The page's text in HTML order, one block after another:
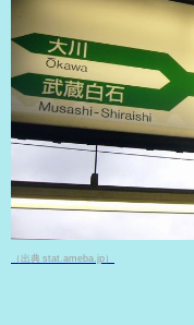
（出典 stat.ameba.jp）